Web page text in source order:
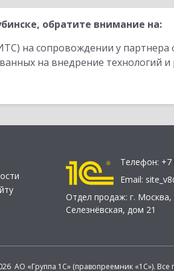
обратите внимание на:
на сопровождении у
на внедрение технологий
Телефон: +7
Email:
Отдел продаж: г. Москва,
Селезнёвская, дом 21
АО «Группа 1С» (правопреемник «1С»).